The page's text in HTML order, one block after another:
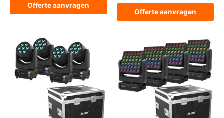
Offerte aanvragen
Offerte aanvragen